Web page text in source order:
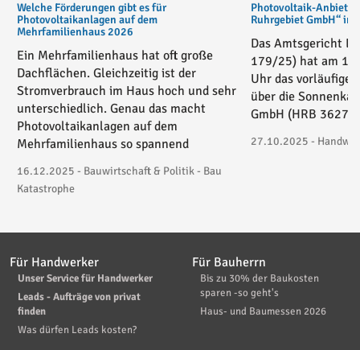
Welche Förderungen gibt es für
Photovoltaikanlagen auf dem
Mehrfamilienhaus 2026
Ein Mehrfamilienhaus hat oft große
Dachflächen. Gleichzeitig ist der
Stromverbrauch im Haus hoch und sehr
unterschiedlich. Genau das macht
Photovoltaikanlagen auf dem
Mehrfamilienhaus so spannend
16.12.2025 - Bauwirtschaft & Politik - Bau
Katastrophe
Photovoltaik-Anbieter
Ruhrgebiet GmbH“ in
Das Amtsgericht
179/25) hat am
Uhr das vorläufige
über die
GmbH (HRB
27.10.2025 -
Für Handwerker
Unser Service für Handwerker
Leads - Aufträge von privat
finden
Was dürfen Leads kosten?
Für Bauherrn
Bis zu 30% der Baukosten
sparen -so geht's
Haus- und Baumessen 2026